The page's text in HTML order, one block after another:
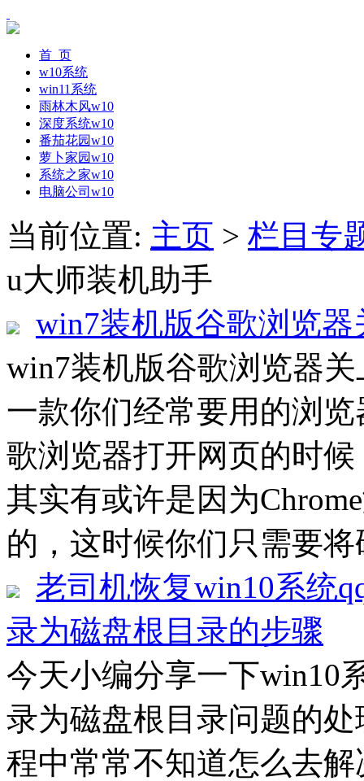
首 页
w10系统
win11系统
雨林木风w10
深度系统w10
番茄花园w10
萝卜家园w10
系统之家w10
电脑公司w10
当前位置: 主页 > 栏目专
u大师装机助手
win7装机版谷歌浏览
win7装机版谷歌浏览器
一款你们经常要用的浏
歌浏览器打开网页的时
其实有或许是因为
的，这时候你们只需要
老司机恢复win10系统
录为磁盘根目录的步骤
今天小编分享一下win10
录为磁盘根目录问题的
程中常常不知道怎么去